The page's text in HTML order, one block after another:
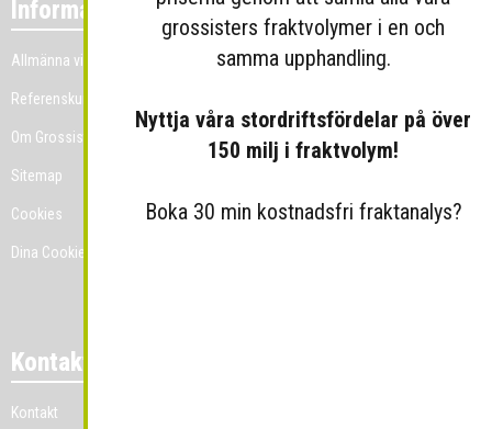
Information
Allmänna villkor
Referenskunder
Om Grossist.se
Sitemap
Cookies
Dina Cookie-prefenser
Kontakt
Kontakt
grossisters fraktvolymer i en och
samma upphandling.
Nyttja våra stordriftsfördelar på över
150 milj i fraktvolym!
Boka 30 min kostnadsfri fraktanalys?